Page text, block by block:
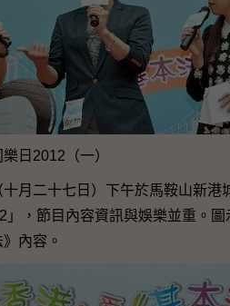
日2012（一）
月二十七日）下午於馬鞍山新港
」，節目內容資訊與娛樂並重。
內容。